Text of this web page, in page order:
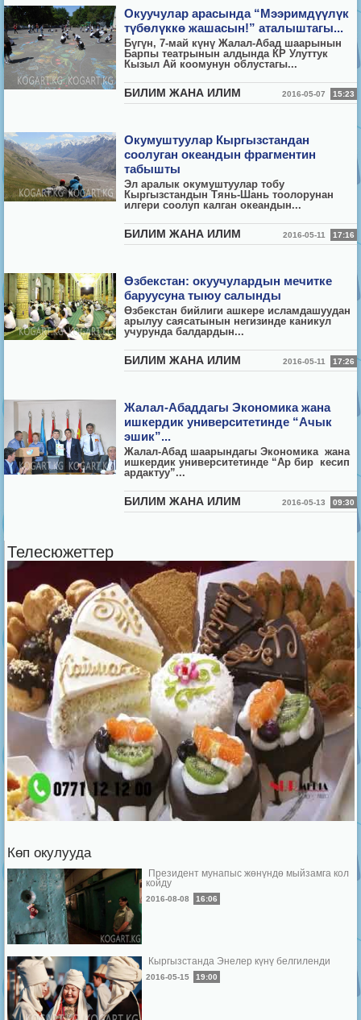
Окуучулар арасында “Мээримдүүлүк
түбөлүккө жашасын!” аталыштагы...
Бүгүн, 7-май күнү Жалал-Абад шаарынын
Барпы театрынын алдында КР Улуттук
Кызыл Ай коомунун облустагы...
БИЛИМ ЖАНА ИЛИМ 2016-05-07 15:23
Окумуштуулар Кыргызстандан
соолуган океандын фрагментин
табышты
Эл аралык окумуштуулар тобу
Кыргызстандын Тянь-Шань тоолорунан
илгери соолуп калган океандын...
БИЛИМ ЖАНА ИЛИМ 2016-05-11 17:16
Өзбекстан: окуучулардын мечитке
баруусуна тыюу салынды
Өзбекстан бийлиги ашкере исламдашуудан
арылуу саясатынын негизинде каникул
учурунда балдардын...
БИЛИМ ЖАНА ИЛИМ 2016-05-11 17:26
Жалал-Абаддагы Экономика жана
ишкердик университетинде “Ачык
эшик”...
Жалал-Абад шаарындагы Экономика жана
ишкердик университетинде “Ар бир кесип
ардактуу”...
БИЛИМ ЖАНА ИЛИМ 2016-05-13 09:30
Телесюжеттер
Көп окулууда
Президент мунапыс жөнүндө мыйзамга кол
койду
2016-08-08 16:06
Кыргызстанда Энелер күнү белгиленди
2016-05-15 19:00